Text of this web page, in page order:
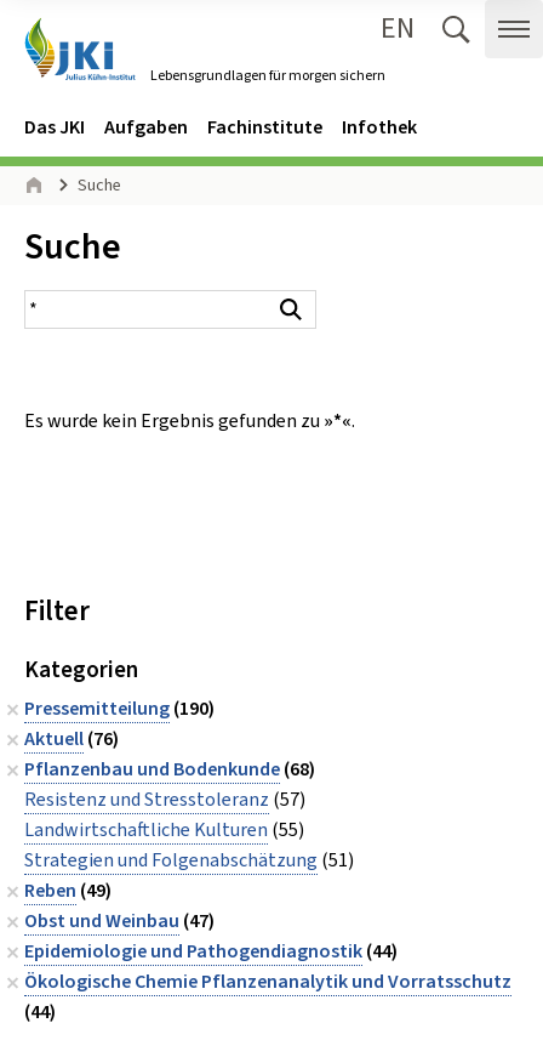
Lebensgrundlagen für morgen sichern
EN
Navigation
Hauptmenü
Das JKI Aufgaben Fachinstitute Infothek
Seitenpfad
Suche
Inhalt:
Suche
Suchergebnis
Es wurde kein Ergebnis gefunden zu »*«.
Filter
Kategorien
Pressemitteilung(190)
Aktuell(76)
Pflanzenbau und Bodenkunde(68)
Resistenz und Stresstoleranz (57)
Landwirtschaftliche Kulturen (55)
Strategien und Folgenabschätzung (51)
Reben (49)
Obst und Weinbau (47)
Epidemiologie und Pathogendiagnostik(44)
Ökologische Chemie Pflanzenanalytik und Vorratsschutz
(44)